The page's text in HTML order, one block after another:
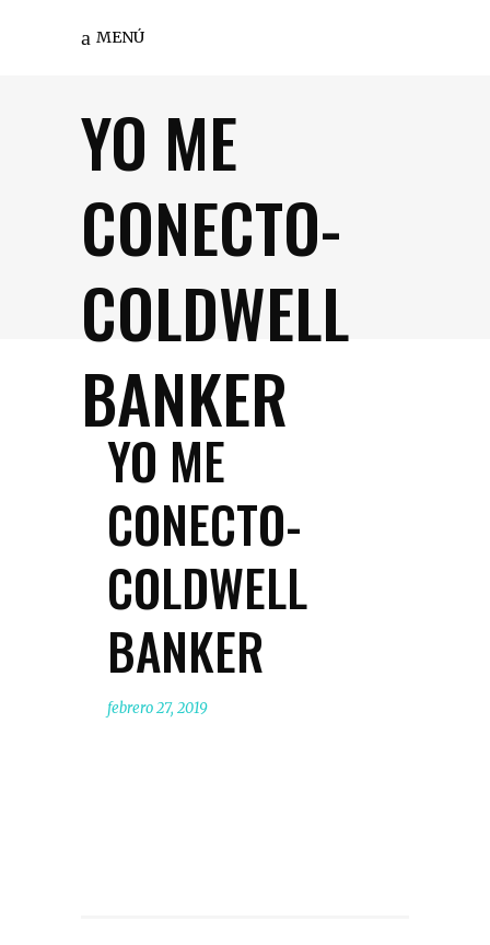
MENÚ
YO ME
CONECTO-
COLDWELL
BANKER
YO ME
CONECTO-
COLDWELL
BANKER
febrero 27, 2019